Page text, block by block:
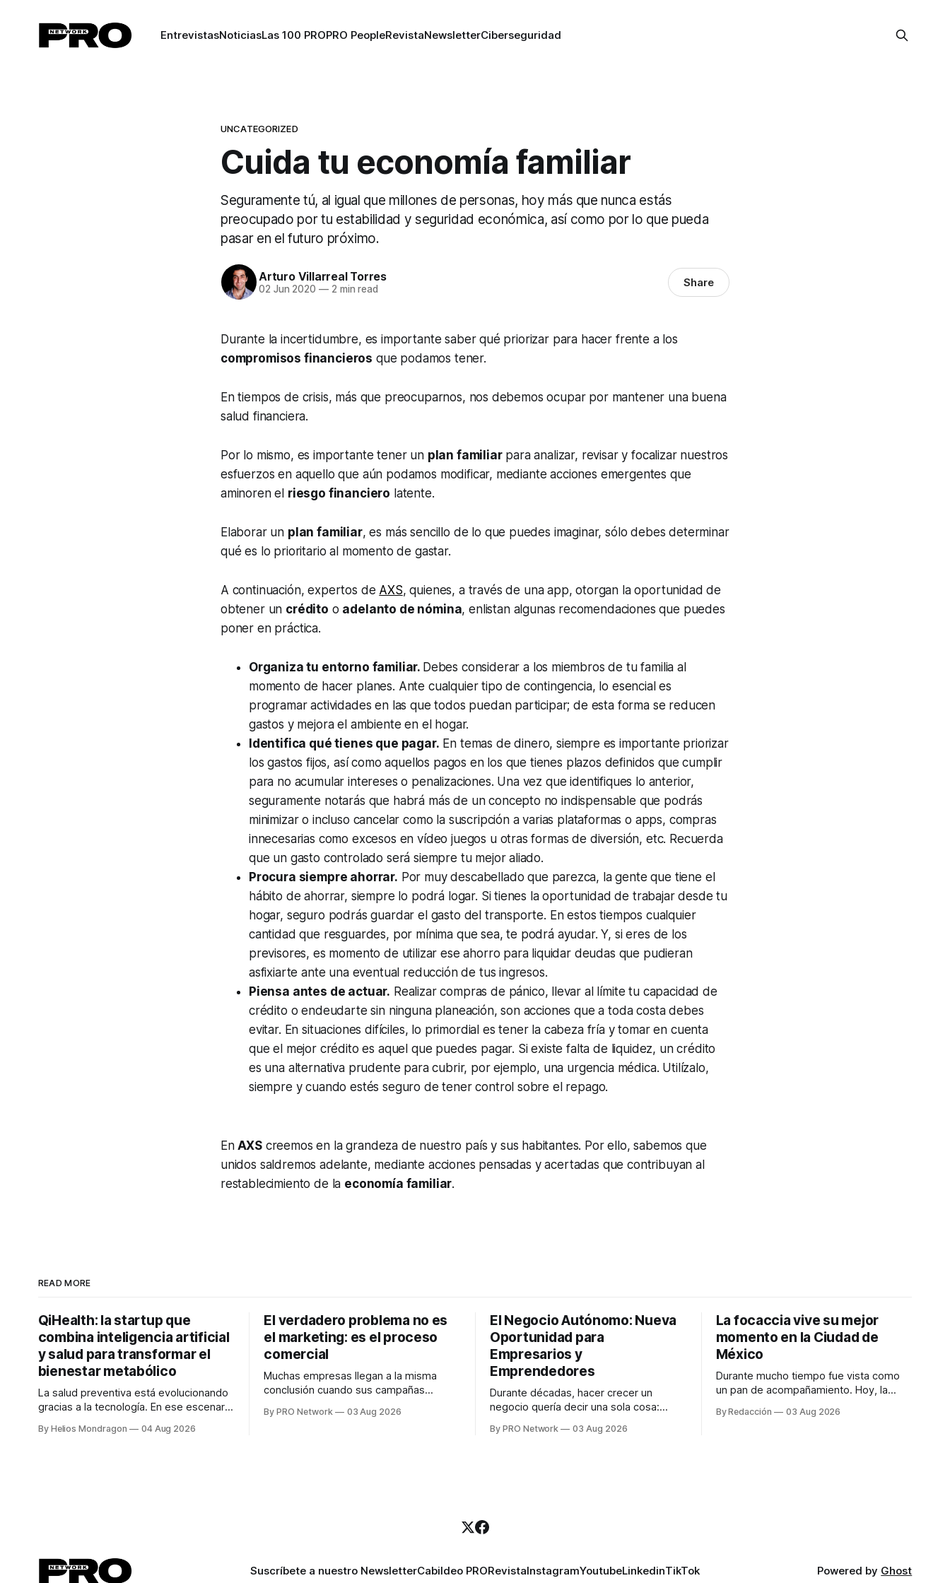
EntrevistasNoticiasLas 100 PROPRO PeopleRevistaNewsletterCiberseguridad
UNCATEGORIZED
Cuida tu economía familiar
Seguramente tú, al igual que millones de personas, hoy más que nunca estás
preocupado por tu estabilidad y seguridad económica, así como por lo que pueda
pasar en el futuro próximo.
Arturo Villarreal Torres
02 Jun 2020 —2 min read Share
Durante la incertidumbre, es importante saber qué priorizar para hacer frente a los
compromisos financieros que podamos tener.
En tiempos de crisis, más que preocuparnos, nos debemos ocupar por mantener una buena
salud financiera.
Por lo mismo, es importante tener un plan familiarpara analizar, revisar y focalizar nuestros
esfuerzos en aquello que aún podamos modificar, mediante acciones emergentes que
aminoren el riesgo financiero latente.
Elaborar un plan familiar, es más sencillo de lo que puedes imaginar, sólo debes determinar
qué es lo prioritario al momento de gastar.
A continuación, expertos de AXS, quienes, a través de unaapp, otorgan la oportunidad de
obtener un crédito o adelanto de nómina, enlistan algunas recomendaciones que puedes
poner en práctica.
Organiza tu entorno familiar. Debes considerar a los miembros de tu familia al
momento de hacer planes. Ante cualquier tipo de contingencia, lo esencial es
programar actividades en las que todos puedan participar; de esta forma se reducen
gastos y mejora el ambiente en el hogar.
Identifica qué tienes que pagar. En temas de dinero, siempre es importante priorizar
los gastos fijos, así como aquellos pagos en los que tienes plazos definidos que cumplir
para no acumular intereses o penalizaciones. Una vez que identifiques lo anterior,
seguramente notarás que habrá más de un concepto no indispensable que podrás
minimizar o incluso cancelar como la suscripción a varias plataformas o apps, compras
innecesarias como excesos en vídeo juegos u otras formas de diversión, etc. Recuerda
que un gasto controlado será siempre tu mejor aliado.
Procura siempre ahorrar. Por muy descabellado que parezca, la gente que tiene el
hábito de ahorrar, siempre lo podrá logar. Si tienes la oportunidad de trabajar desde tu
hogar, seguro podrás guardar el gasto del transporte. En estos tiempos cualquier
cantidad que resguardes, por mínima que sea, te podrá ayudar. Y, si eres de los
previsores, es momento de utilizar ese ahorro para liquidar deudas que pudieran
asfixiarte ante una eventual reducción de tus ingresos.
Piensa antes de actuar. Realizar compras de pánico, llevar al límite tu capacidad de
crédito o endeudarte sin ninguna planeación, son acciones que a toda costa debes
evitar. En situaciones difíciles, lo primordial es tener la cabeza fría y tomar en cuenta
que el mejor crédito es aquel que puedes pagar. Si existe falta de liquidez, un crédito
es una alternativa prudente para cubrir, por ejemplo, una urgencia médica. Utilízalo,
siempre y cuando estés seguro de tener control sobre el repago.
EnAXS creemos en la grandeza de nuestro país y sus habitantes. Por ello, sabemos que
unidos saldremos adelante, mediante acciones pensadas y acertadas que contribuyan al
restablecimiento de la economía familiar.
READ MORE
QiHealth: la startup que
combina inteligencia artificial
y salud para transformar el
bienestar metabólico
La salud preventiva está evolucionando
gracias a la tecnología. En ese escenario
desarrolla un ecosistema digital capaz
By Helios Mondragon 04 Aug 2026
El verdadero problema no es
el marketing: es el proceso
comercial
Muchas empresas llegan a la misma
conclusión cuando sus campañas
marketing no funciona". Sin embargo,
By PRO Network 03 Aug 2026
El Negocio Autónomo: Nueva
Oportunidad para
Empresarios y
Emprendedores
Durante décadas, hacer crecer un
negocio quería decir una sola cosa:
anuncios, un especialista en marketing
By PRO Network 03 Aug 2026
La focaccia vive su mejor
momento en la Ciudad de
México
Durante mucho tiempo fue vista como
un pan de acompañamiento. Hoy, la
platillos favoritos de quienes buscan
By Redacción 03 Aug 2026
Suscríbete a nuestro NewsletterCabildeo PRORevistaInstagramYoutubeLinkedinTikTok Powered by Ghost